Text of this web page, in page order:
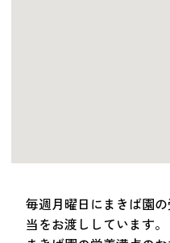
毎週月曜日にまきば園
当をお渡ししています。